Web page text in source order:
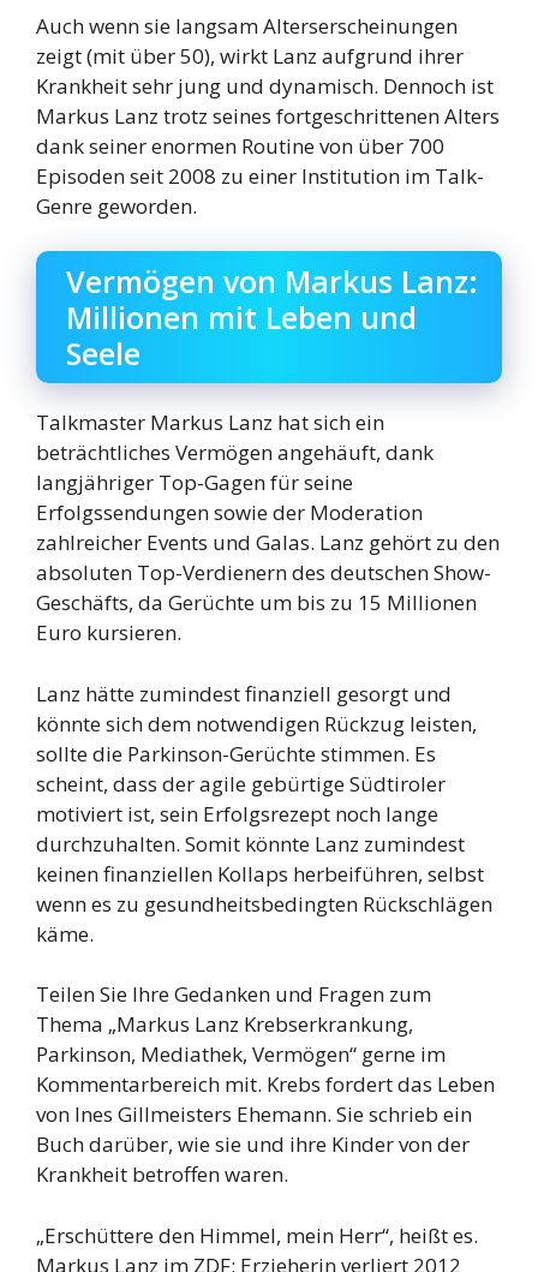
Auch wenn sie langsam Alterserscheinungen
zeigt (mit über 50), wirkt Lanz aufgrund ihrer
Krankheit sehr jung und dynamisch. Dennoch ist
Markus Lanz trotz seines fortgeschrittenen Alters
dank seiner enormen Routine von über 700
Episoden seit 2008 zu einer Institution im Talk-
Genre geworden.
Vermögen von Markus Lanz:
Millionen mit Leben und
Seele
Talkmaster Markus Lanz hat sich ein
beträchtliches Vermögen angehäuft, dank
langjähriger Top-Gagen für seine
Erfolgssendungen sowie der Moderation
zahlreicher Events und Galas. Lanz gehört zu den
absoluten Top-Verdienern des deutschen Show-
Geschäfts, da Gerüchte um bis zu 15 Millionen
Euro kursieren.
Lanz hätte zumindest finanziell gesorgt und
könnte sich dem notwendigen Rückzug leisten,
sollte die Parkinson-Gerüchte stimmen. Es
scheint, dass der agile gebürtige Südtiroler
motiviert ist, sein Erfolgsrezept noch lange
durchzuhalten. Somit könnte Lanz zumindest
keinen finanziellen Kollaps herbeiführen, selbst
wenn es zu gesundheitsbedingten Rückschlägen
käme.
Teilen Sie Ihre Gedanken und Fragen zum
Thema „Markus Lanz Krebserkrankung,
Parkinson, Mediathek, Vermögen“ gerne im
Kommentarbereich mit. Krebs fordert das Leben
von Ines Gillmeisters Ehemann. Sie schrieb ein
Buch darüber, wie sie und ihre Kinder von der
Krankheit betroffen waren.
„Erschüttere den Himmel, mein Herr“, heißt es.
Markus Lanz im ZDF: Erzieherin verliert 2012